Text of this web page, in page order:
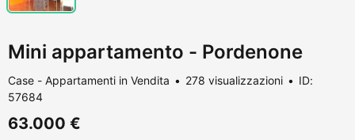
Mini appartamento - Pordenone
Case - Appartamenti in Vendita 278 visualizzazioni
ID:
57684
63.000 €